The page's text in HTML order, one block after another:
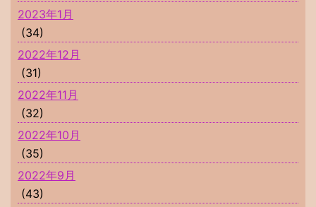
2023年1月
(34)
2022年12月
(31)
2022年11月
(32)
2022年10月
(35)
2022年9月
(43)